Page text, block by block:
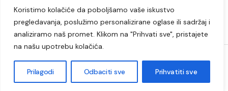
Koristimo kolačiće da poboljšamo vaše iskustvo
pregledavanja, poslužimo personalizirane oglase ili sadržaj i
analiziramo naš promet. Klikom na "Prihvati sve", pristajete
na našu upotrebu kolačića.
Prilagodi Odbaciti sve Prihvatiti sve
Lukavac Društvo Crna hronika
Sport
Kultura
Kolumne Slobodno vrijeme